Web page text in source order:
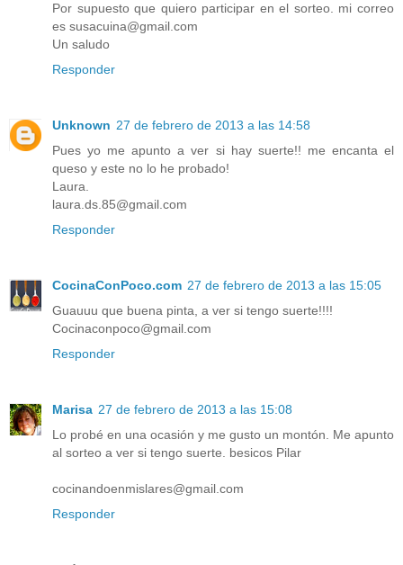
Por supuesto que quiero participar en el sorteo. mi correo
es susacuina@gmail.com
Un saludo
Responder
Unknown 27 de febrero de 2013 a las 14:58
Pues yo me apunto a ver si hay suerte!! me encanta el
queso y este no lo he probado!
Laura.
laura.ds.85@gmail.com
Responder
CocinaConPoco.com 27 de febrero de 2013 a las 15:05
Guauuu que buena pinta, a ver si tengo suerte!!!!
Cocinaconpoco@gmail.com
Responder
Marisa 27 de febrero de 2013 a las 15:08
Lo probé en una ocasión y me gusto un montón. Me apunto
al sorteo a ver si tengo suerte. besicos Pilar
cocinandoenmislares@gmail.com
Responder